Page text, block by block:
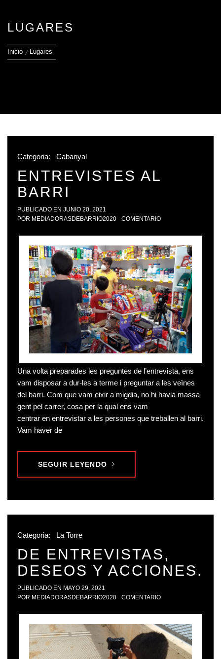
LUGARES
Inicio Lugares
Categoria: Cabanyal
ENTREVISTES AL
BARRI
PUBLICADO EN JUNIO 20, 2021
POR MEDIADORASDEBARRIO2020 COMENTARIO
Una volta preparades les preguntes de l’entrevista, ens
vam disposar a dur-les a terme i preguntar a les veïnes
del barri. Com que vam eixir a migdia, no hi havia massa
gent pel carrer, cosa per la qual ens vam
centrar en entrevistar a les persones que treballen al barri.
Vam haver de
SEGUIR LEYENDO
Categoria: La Torre
DE ENTREVISTAS,
DESEOS Y ACCIONES.
PUBLICADO EN MAYO 29, 2021
POR MEDIADORASDEBARRIO2020 COMENTARIO